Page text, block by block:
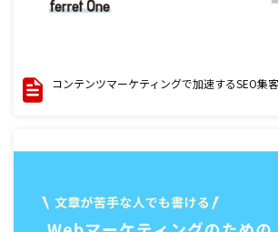
コンテンツマーケティングで加速するSEO集